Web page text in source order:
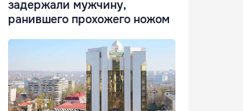
задержали мужчину,
ранившего прохожего ножом